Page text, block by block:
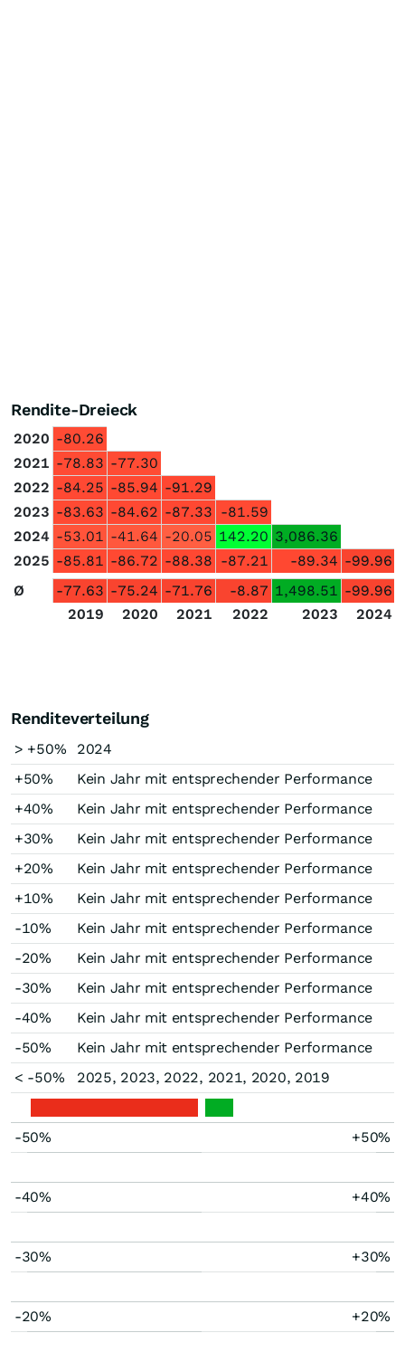
Rendite-Dreieck
2020 -80.26
2021 -78.83 -77.30
2022 -84.25 -85.94 -91.29
2023 -83.63 -84.62 -87.33 -81.59
2024 -53.01 -41.64 -20.05 142.20 3,086.36
2025 -85.81 -86.72 -88.38 -87.21 -89.34 -99.96
Ø
-77.63 -75.24 -71.76 -8.87 1,498.51 -99.96
2019
2020 2021 2022 2023 2024
Renditeverteilung
> +50%
2024
+50%
Kein Jahr mit entsprechender Performance
+40%
Kein Jahr mit entsprechender Performance
+30%
Kein Jahr mit entsprechender Performance
+20%
Kein Jahr mit entsprechender Performance
+10%
Kein Jahr mit entsprechender Performance
-10%
Kein Jahr mit entsprechender Performance
-20%
Kein Jahr mit entsprechender Performance
-30%
Kein Jahr mit entsprechender Performance
-40%
Kein Jahr mit entsprechender Performance
-50%
Kein Jahr mit entsprechender Performance
< -50%
2025, 2023, 2022, 2021, 2020, 2019
-50% +50%
-40% +40%
-30% +30%
-20% +20%